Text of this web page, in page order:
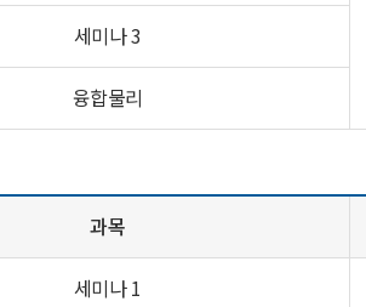
세미나 3
융합물리
과목
세미나 1